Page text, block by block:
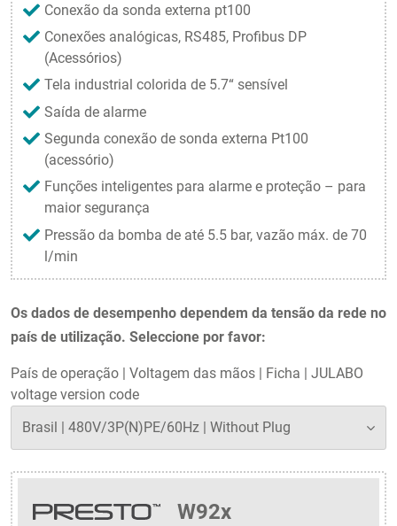
Os dados de desempenho dependem da tensão da rede no
país de utilização. Seleccione por favor:
País de operação | Voltagem das mãos | Ficha | JULABO
voltage version code
W92x
Conexão da sonda externa pt100
Conexões analógicas, RS485, Profibus DP
(Acessórios)
Tela industrial colorida de 5.7“ sensível
Saída de alarme
Segunda conexão de sonda externa Pt100
(acessório)
Funções inteligentes para alarme e proteção – para
maior segurança
Pressão da bomba de até 5.5 bar, vazão máx. de 70
l/min